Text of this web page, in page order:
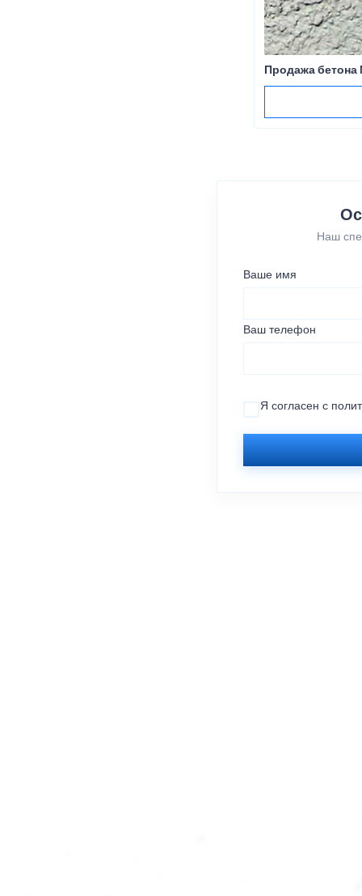
Продажа бетона
Наш
Ваше имя
Ваш телефон
Я согласен с